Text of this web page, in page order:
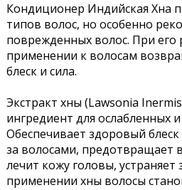
Кондиционер Индийская Хна
типов волос, но особенно
поврежденных волос. При его
применении к волосам
блеск и сила.
Экстракт хны (Lawsonia
ингредиент для ослабленных
Обеспечивает здоровый
за волосами, предотвращает
лечит кожу головы, устраняет
применении хны волосы